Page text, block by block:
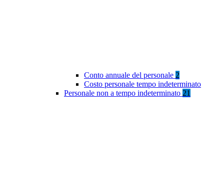
Conto annuale del personale 2
Costo personale tempo indeterminato
Personale non a tempo indeterminato 21